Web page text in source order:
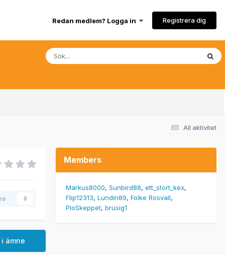
Redan medlem? Logga in Registrera dig
All aktivitet
0
ämne
Members
Markus8000 Sunbird88 ett_stort_kex
Flip12313 Lundin89 Folke Rosvall
PloSkeppet brusig1